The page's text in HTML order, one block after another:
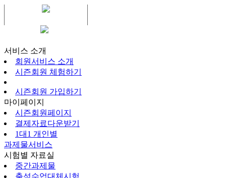
서비스 소개
회원서비스 소개
시즌회원 체험하기
시즌회원 가입하기
마이페이지
시즌회원페이지
결제자료다운받기
1대1 개인별
과제물서비스
시험별 자료실
중간과제물
출석수업대체시험